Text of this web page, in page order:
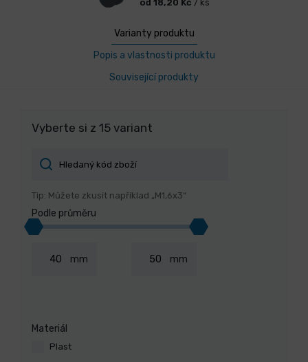
od 18,20 Kč / ks
Varianty produktu
Popis a vlastnosti produktu
Související produkty
Vyberte si z 15 variant
Tip: Můžete zkusit například „M1,6x3“
Podle průměru
mm mm
Materiál
Plast